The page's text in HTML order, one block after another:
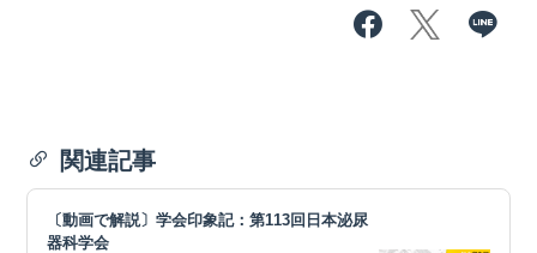
関連記事
〔動画で解説〕学会印象記：第113回日本泌尿
器科学会